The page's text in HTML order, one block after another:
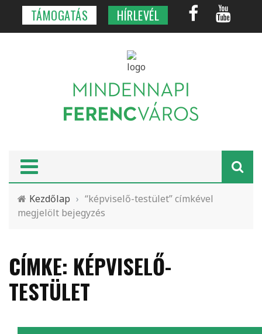
TÁMOGATÁS HÍRLEVÉL
Kezdőlap › “képviselő-testület” címkével
megjelölt bejegyzés
CÍMKE: KÉPVISELŐ-
TESTÜLET